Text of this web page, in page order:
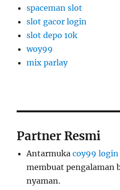
spaceman slot
slot gacor login
slot depo 10k
woy99
mix parlay
Partner Resmi
Antarmukacoy99 login
membuat pengalaman
nyaman.